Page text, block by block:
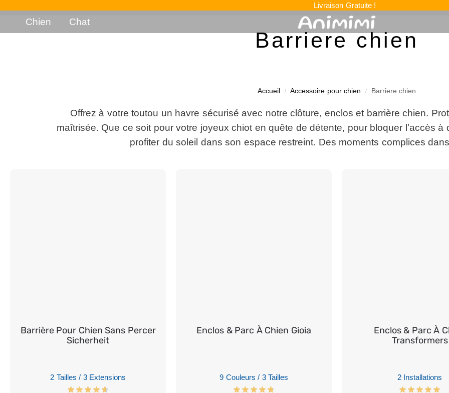
Livraison Gratuite !
Chien Chat
Barriere chien
Accueil / Accessoire pour chien / Barriere chien
Offrez à votre toutou un havre sécurisé avec notre clôture, enclos et barrière chien.
maîtrisée. Que ce soit pour votre joyeux chiot en quête de détente, pour bloquer l’accès
profiter du soleil dans son espace restreint. Des moments complices
Barrière Pour Chien Sans Percer
Sicherheit
2 Tailles / 3 Extensions
Enclos & Parc À Chien Gioia
9 Couleurs / 3 Tailles
Enclos & Parc À
Transformers
2 Installations